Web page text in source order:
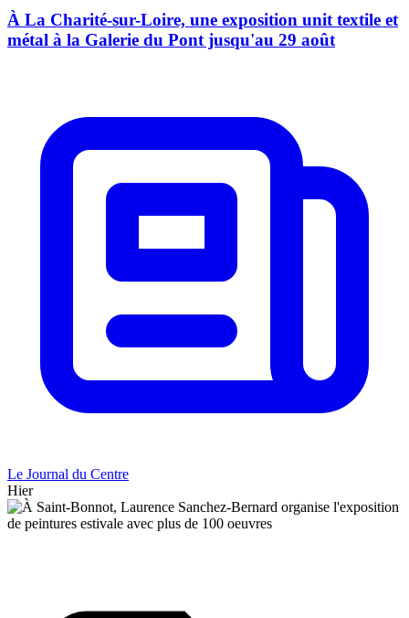
À La Charité-sur-Loire, une exposition unit textile et
métal à la Galerie du Pont jusqu'au 29 août
Le Journal du Centre
Hier